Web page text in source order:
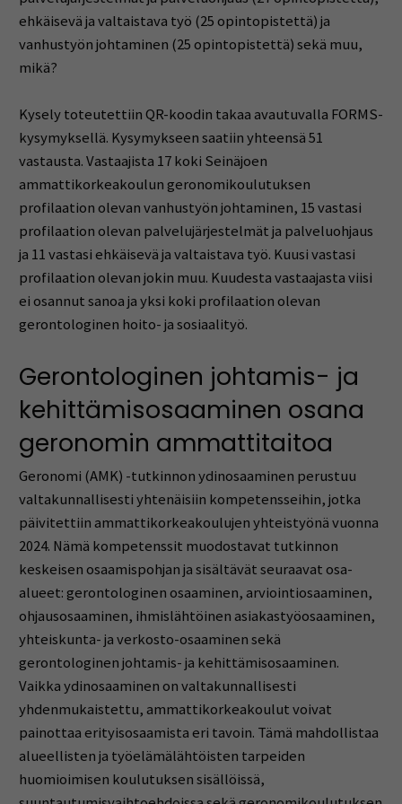
ehkäisevä ja valtaistava työ (25 opintopistettä) ja
vanhustyön johtaminen (25 opintopistettä) sekä muu,
mikä?
Kysely toteutettiin QR-koodin takaa avautuvalla FORMS-
kysymyksellä. Kysymykseen saatiin yhteensä 51
vastausta. Vastaajista 17 koki Seinäjoen
ammattikorkeakoulun geronomikoulutuksen
profilaation olevan vanhustyön johtaminen, 15 vastasi
profilaation olevan palvelujärjestelmät ja palveluohjaus
ja 11 vastasi ehkäisevä ja valtaistava työ. Kuusi vastasi
profilaation olevan jokin muu. Kuudesta vastaajasta viisi
ei osannut sanoa ja yksi koki profilaation olevan
gerontologinen hoito- ja sosiaalityö.
Gerontologinen johtamis- ja
kehittämisosaaminen osana
geronomin ammattitaitoa
Geronomi (AMK) -tutkinnon ydinosaaminen perustuu
valtakunnallisesti yhtenäisiin kompetensseihin, jotka
päivitettiin ammattikorkeakoulujen yhteistyönä vuonna
2024. Nämä kompetenssit muodostavat tutkinnon
keskeisen osaamispohjan ja sisältävät seuraavat osa-
alueet: gerontologinen osaaminen, arviointiosaaminen,
ohjausosaaminen, ihmislähtöinen asiakastyöosaaminen,
yhteiskunta- ja verkosto-osaaminen sekä
gerontologinen johtamis- ja kehittämisosaaminen.
Vaikka ydinosaaminen on valtakunnallisesti
yhdenmukaistettu, ammattikorkeakoulut voivat
painottaa erityisosaamista eri tavoin. Tämä mahdollistaa
alueellisten ja työelämälähtöisten tarpeiden
huomioimisen koulutuksen sisällöissä,